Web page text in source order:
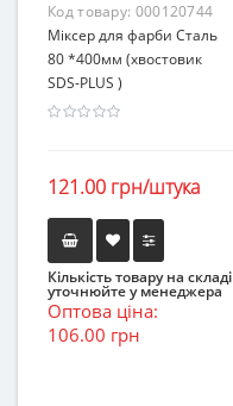
Код товару: 000120744
Міксер для фарби Сталь
80 *400мм (хвостовик
SDS-PLUS )
121.00 грн/штука
Кількість товару на складі
уточнюйте у менеджера
Оптова ціна:
106.00 грн